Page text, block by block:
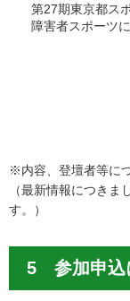
第27期東京都ス
障害者スポーツ
※内容、登壇者等に
（最新情報につきま
す。）
5 参加申込